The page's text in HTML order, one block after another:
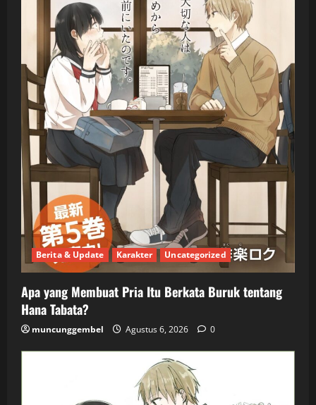
Berita & Update Karakter Uncategorized
Apa yang Membuat Pria Itu Berkata Buruk tentang
Hana Tabata?
muncunggembel Agustus 6, 2026 0